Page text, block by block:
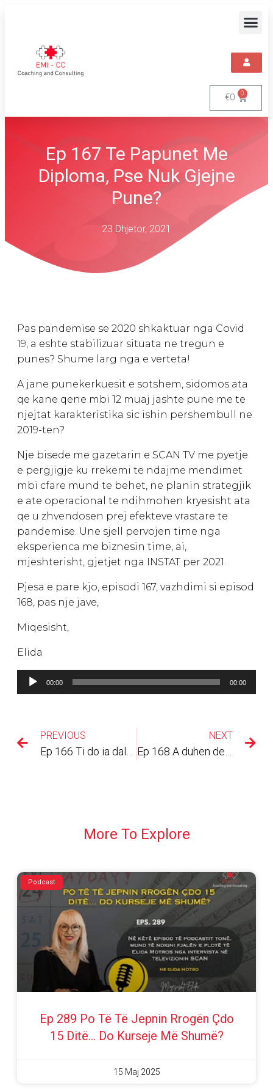
€0 0
Ep 167 Te Papunet Me
Diploma, Pse Nuk Gjejne
Pune?
23 Dhjetor, 2021
Pas pandemise se 2020 shkaktuar nga Covid
19, a eshte stabilizuar situata ne tregun e
punes? Shume larg nga e verteta!
A jane punekerkuesit e sotshem, sidomos ata
qe kane qene mbi 12 muaj jashte pune me te
njejtat karakteristika sic ishin pershembull ne
2019-ten?
Nje bisede me gazetarin e SCAN TV me pyetje
e pergjigje ku rrekemi te ndajme mendimet
mbi cfare mund te behet, ne planin strategjik
e ate operacional te ndihmohen kryesisht ata
qe u zhvendosen prej efekteve vrastare te
pandemise. Une sjell pervojen time nga
eksperienca me biznesin time, ai,
mjeshterisht, gjetjet nga INSTAT per 2021.
Pjesa e pare kjo, episodi 167, vazhdimi si episod
168, pas nje jave,
Miqesisht,
Elida
Lojtës
Audiosh
00:00 00:00
PREVIOUS NEXT
More To Explore
Podcast
Ep 289 Po Të Të Jepnin Rrogën Çdo
15 Ditë… Do Kurseje Më Shumë?
15 Maj 2025